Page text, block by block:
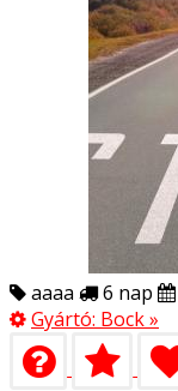
aaaa 6 nap
Gyártó: Bock»